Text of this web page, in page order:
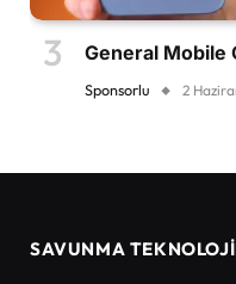
General Mobile
Sponsorlu 2
SAVUNMA